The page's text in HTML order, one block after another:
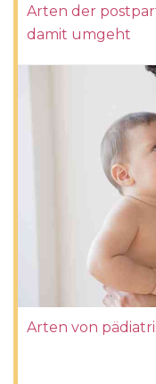
Arten der
damit umgeht
Arten von